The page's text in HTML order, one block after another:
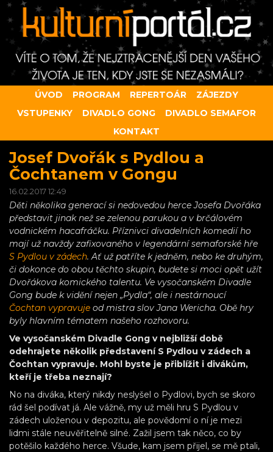
ÚVOD PROGRAM REPERTOÁR
ZÁJEZDY
VSTUPENKY
DIVADLO GONG
DIVADLO SEMAFOR
KONTAKT
Josef Dvořák s Pydlou a
Čochtanem v Gongu
16.02.2017 12:49
Děti několika generací si nedovedou herce Josefa Dvořáka
představit jinak než se zelenou parukou a v brčálovém
vodnickém hacafráčku. Příznivci divadelních komedií ho
mají už navždy zafixovaného v legendární semaforské hře
S Pydlou v zádech. Ať už patříte k jedněm, nebo ke druhým,
či dokonce do obou těchto skupin, budete si moci opět užít
Dvořákova komického talentu. Ve vysočanském Divadle
Gong bude k vidění nejen „Pydla“, ale i nestárnoucí
Čochtan vypravuje od mistra slov Jana Wericha. Obě hry
byly hlavním tématem našeho rozhovoru.
Ve vysočanském Divadle Gong v nejbližší době
odehrajete několik představení S Pydlou v zádech a
Čochtan vypravuje. Mohl byste je přiblížit i divákům,
kteří je třeba neznají?
No na diváka, který nikdy neslyšel o Pydlovi, bych se skoro
rád šel podívat já. Ale vážně, my už měli hru S Pydlou v
zádech uloženou v depozitu, ale povědomí o ní je mezi
lidmi stále neuvěřitelně silné. Zažil jsem tak něco, co by
potěšilo každého herce. Všude, kam jsem přijel, se mě ptali,